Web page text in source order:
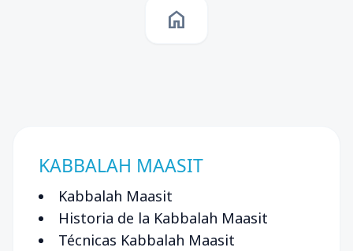
home
KABBALAH MAASIT
Kabbalah Maasit
Historia de la Kabbalah Maasit
Técnicas Kabbalah Maasit